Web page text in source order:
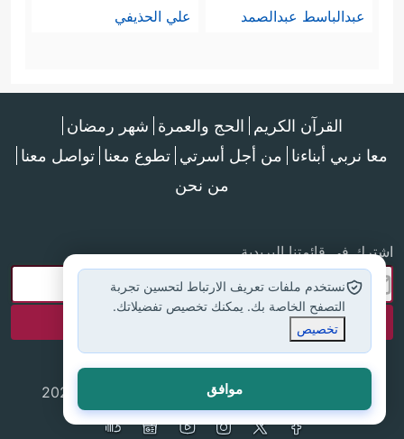
عبدالباسط عبدالصمد علي الحذيفي
القرآن الكريم الحج والعمرة شهر رمضان
معا نربي أبناءنا من أجل أسرتي تطوع معنا تواصل معنا
من نحن
اشترك في قائمتنا البريدية
جميع الحقوق محفوظة لموقع إسلام أون لاين © 2025
نستخدم ملفات تعريف الارتباط لتحسين تجربة
التصفح الخاصة بك. يمكنك تخصيص تفضيلاتك.
تخصيص
موافق